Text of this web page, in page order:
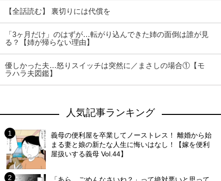
【全話読む】 裏切りには代償を
「3ヶ月だけ」のはずが…転がり込んできた姉の面倒は誰が見
る？【姉が帰らない理由】
優しかった夫…怒りスイッチは突然に／まさしの場合①【モ
ラハラ夫図鑑】
人気記事ランキング
義母の便利屋を卒業してノーストレス！ 離婚から始
まる妻と娘の新たな人生に悔いはなし！【嫁を便利
屋扱いする義母 Vol.44】